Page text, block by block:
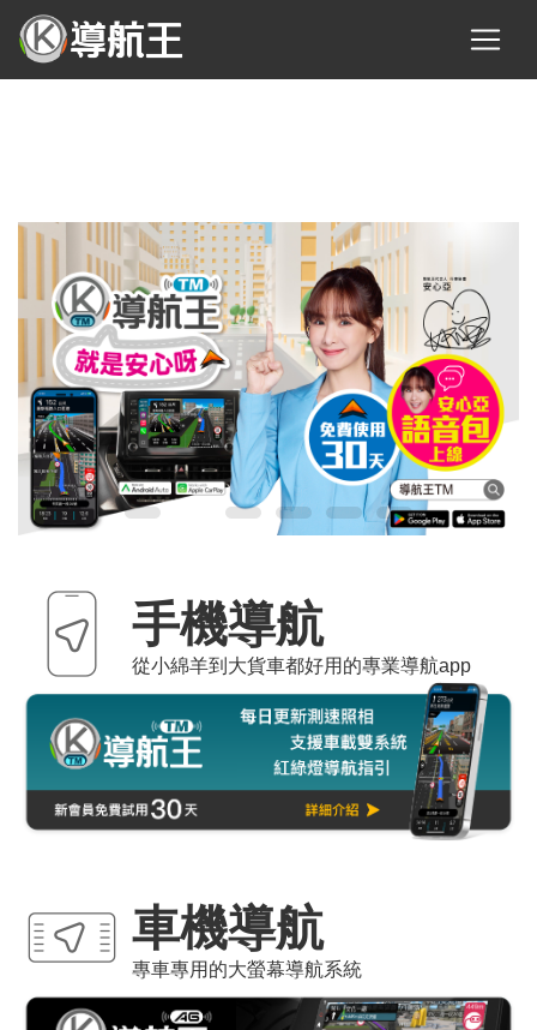
手機導航
從小綿羊到大貨車都好用的專業導航app
車機導航
專車專用的大螢幕導航系統